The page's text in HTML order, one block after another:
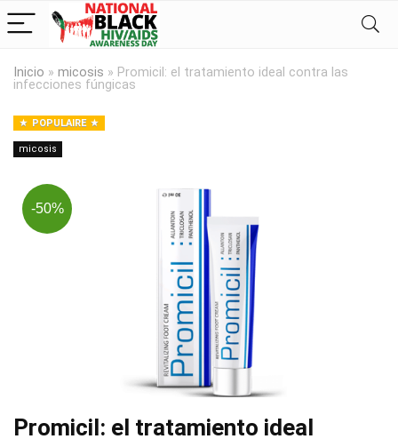
Inicio » micosis » Promicil: el tratamiento ideal contra las
infecciones fúngicas
POPULAIRE
micosis
-50%
Promicil: el tratamiento ideal